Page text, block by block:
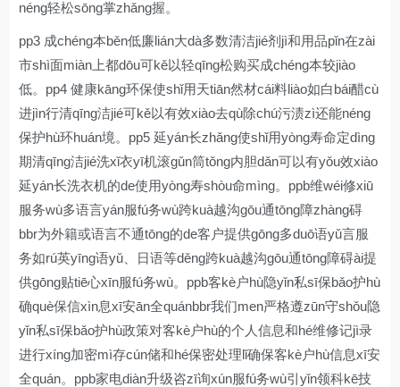
néng轻松sōng掌zhǎng握。
pp3 成chéng本běn低廉lián大dà多数清洁jié剂jì和用品pǐn在zài
市shì面miàn上都dōu可kě以轻qīng松购买成chéng本较jiào
低。pp4 健康kāng环保使shǐ用天tiān然材cái料liào如白bái醋cù
进jìn行清qīng洁jié可kě以有效xiào去qù除chú污渍zì还能néng
保护hù环huán境。pp5 延yán长zhǎng使shǐ用yòng寿命定dìng
期清qīng洁jié洗xǐ衣yī机滚gǔn筒tǒng内胆dǎn可以有yǒu效xiào
延yán长洗衣机的de使用yòng寿shòu命mìng。ppb维wéi修xiū
服务wù多语言yán服fú务wù跨kuà越沟gōu通tōng障zhàng碍
bbr为外籍或语言不通tōng的de客户提供gōng多duō语yǔ言服
务如rú英yīng语yǔ、日语等děng跨kuà越沟gōu通tōng障碍ài提
供gōng贴tiē心xīn服fú务wù。ppb客kè户hù隐yǐn私sī保bǎo护hù
确què保信xìn息xī安ān全quánbbr我们men严格遵zūn守shǒu隐
yǐn私sī保bǎo护hù政策对客kè户hù的个人信息和hé维修记jì录
进行xíng加密mì存cún储和hé保密处理lǐ确保客kè户hù信息xī安
全quán。ppb家电diàn升级咨zī询xún服fú务wù引yǐn领科kē技